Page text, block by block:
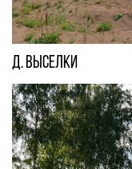
д. Выселки